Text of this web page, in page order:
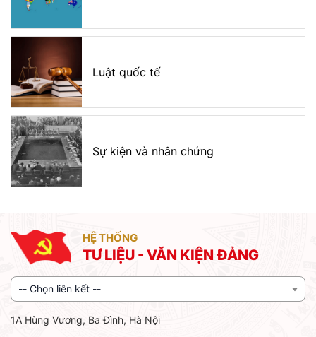
Luật quốc tế
Sự kiện và nhân chứng
HỆ THỐNG
TƯ LIỆU - VĂN KIỆN ĐẢNG
-- Chọn liên kết --
1A Hùng Vương, Ba Đình, Hà Nội